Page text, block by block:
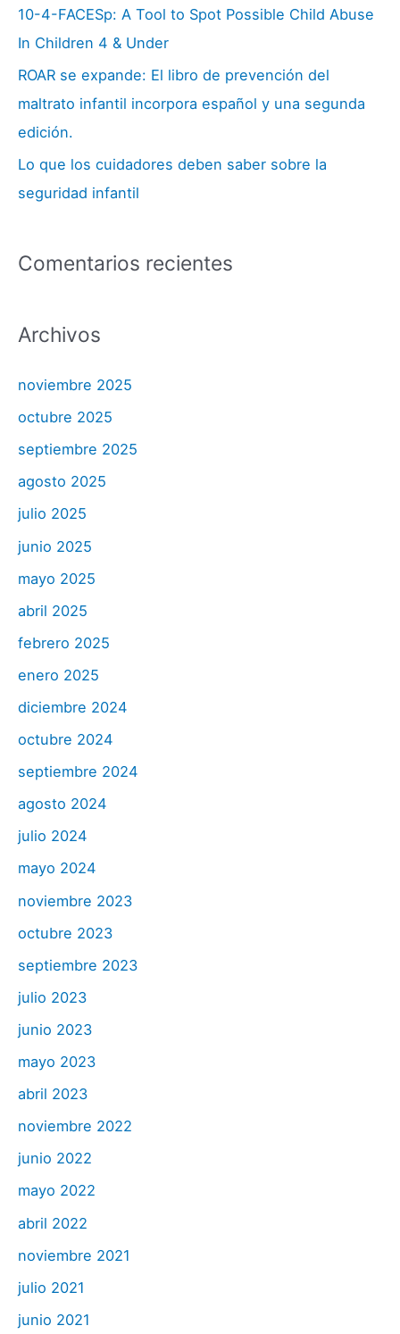
10-4-FACESp: A Tool to Spot Possible Child Abuse
In Children 4 & Under
ROAR se expande: El libro de prevención del
maltrato infantil incorpora español y una segunda
edición.
Lo que los cuidadores deben saber sobre la
seguridad infantil
Comentarios recientes
Archivos
noviembre 2025
octubre 2025
septiembre 2025
agosto 2025
julio 2025
junio 2025
mayo 2025
abril 2025
febrero 2025
enero 2025
diciembre 2024
octubre 2024
septiembre 2024
agosto 2024
julio 2024
mayo 2024
noviembre 2023
octubre 2023
septiembre 2023
julio 2023
junio 2023
mayo 2023
abril 2023
noviembre 2022
junio 2022
mayo 2022
abril 2022
noviembre 2021
julio 2021
junio 2021